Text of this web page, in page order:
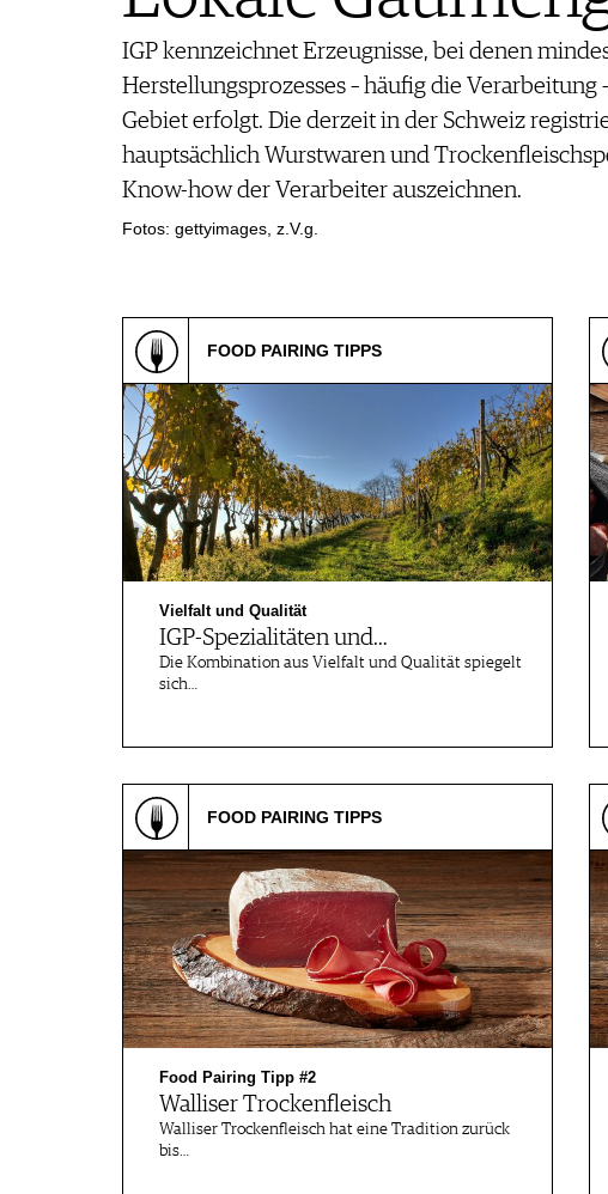
REPORTAGEN
DOSSIER
KLARTEXT
AUSGABE
BILDSTRECKEN
BÜCHER
WEINWIRTSCHAFT
WEINSZENE
TRINKREIFETABELLE
NEWSLETTER
WINE TRADE CLUB
AGB & DATENSCHUTZ
DEUTSCHLAND |
SUISSE ROMANDE
IGP kennzeichnet Erzeugnisse, bei denen
Herstellungsprozesses – häufig die
Gebiet erfolgt. Die derzeit in der Schweiz
hauptsächlich Wurstwaren und
Know-how der Verarbeiter auszeichnen.
Fotos: gettyimages, z.V.g.
FOOD PAIRING TIPPS
Vielfalt und Qualität
IGP-Spezialitäten und…
Die Kombination aus Vielfalt und Qualität spiegelt
sich…
FOOD PAIRING TIPPS
Food Pairing Tipp #2
Walliser Trockenfleisch
Walliser Trockenfleisch hat eine Tradition zurück
bis…